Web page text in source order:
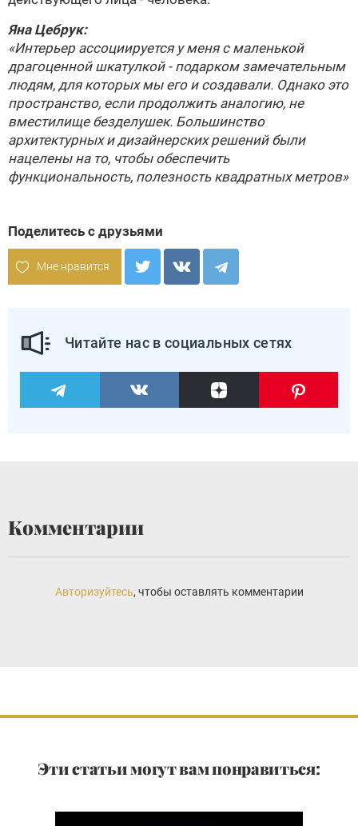
Яна Цебрук:
«Интерьер ассоциируется у меня с маленькой
драгоценной шкатулкой - подарком замечательным
людям, для которых мы его и создавали. Однако это
пространство, если продолжить аналогию, не
вместилище безделушек. Большинство
архитектурных и дизайнерских решений были
нацелены на то, чтобы обеспечить
функциональность, полезность квадратных метров»
Поделитесь с друзьями
Мне нравится
Читайте нас в социальных сетях
Комментарии
Авторизуйтесь, чтобы оставлять комментарии
Эти статьи могут вам понравиться: